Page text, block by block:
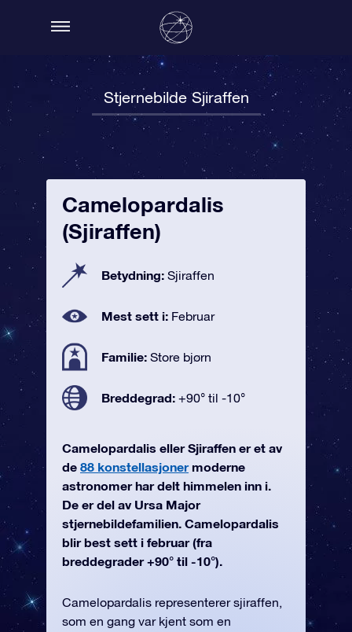
Stjernebilde Sjiraffen
Camelopardalis
(Sjiraffen)
Betydning: Sjiraffen
Mest sett i: Februar
Familie: Store bjørn
Breddegrad: +90° til -10°
Camelopardalis eller Sjiraffen er et av
de 88 konstellasjonermoderne
astronomer har delt himmelen inn i.
De er del av Ursa Major
stjernebildefamilien. Camelopardalis
blir best sett i februar (fra
breddegrader +90° til -10°).
Camelopardalis representerer sjiraffen,
som en gang var kjent som en